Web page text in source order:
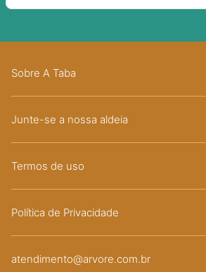
Sobre A Taba
Junte-se a nossa aldeia
Termos de uso
Política de Privacidade
atendimento@arvore.com.br